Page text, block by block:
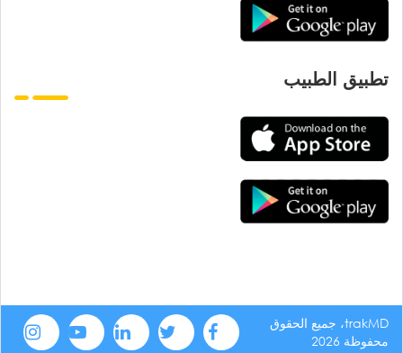
تطبيق الطبيب
trakMD، جميع الحقوق
محفوظة 2026